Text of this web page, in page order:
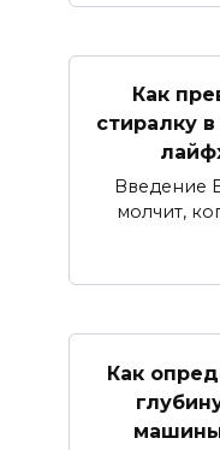
Как
стиралку
Введение
молчит,
Как